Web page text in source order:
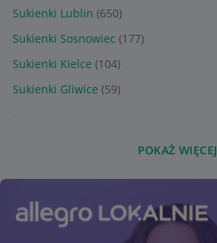
Sukienki Lublin (650)
Sukienki Sosnowiec (177)
Sukienki Kielce (104)
Sukienki Gliwice (59)
POKAŻ WIĘCEJ